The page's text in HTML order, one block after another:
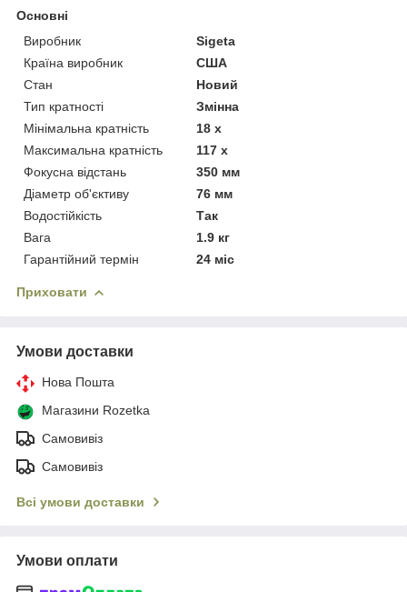
Основні
Виробник
Sigeta
Країна виробник
США
Стан
Новий
Тип кратності
Змінна
Мінімальна кратність
18 х
Максимальна кратність
117 х
Фокусна відстань
350 мм
Діаметр об'єктиву
76 мм
Водостійкість
Так
Вага
1.9 кг
Гарантійний термін
24 міс
Приховати
Умови доставки
Нова Пошта
Магазини Rozetka
Самовивіз
Самовивіз
Всі умови доставки
Умови оплати